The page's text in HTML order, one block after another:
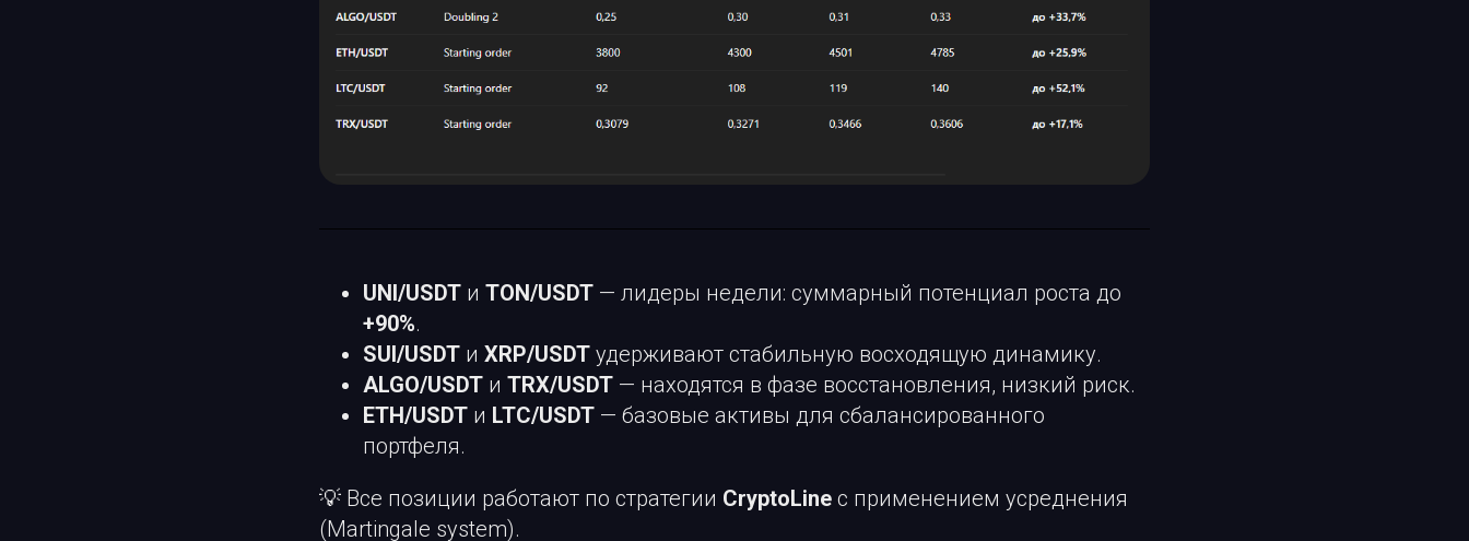
UNI/USDT и TON/USDT — лидеры недели: суммарный потенциал роста до
+90%.
SUI/USDT и XRP/USDT удерживают стабильную восходящую динамику.
ALGO/USDT и TRX/USDT — находятся в фазе восстановления, низкий риск.
ETH/USDT и LTC/USDT — базовые активы для сбалансированного
портфеля.
💡 Все позиции работают по стратегии CryptoLine с применением усреднения
(Martingale system).